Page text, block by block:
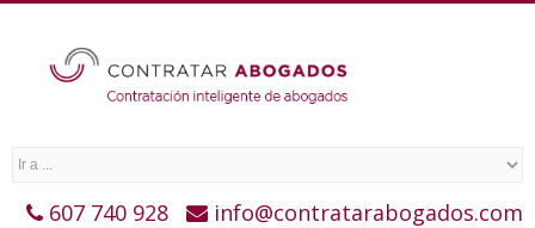
607 740 928 info@contratarabogados.com